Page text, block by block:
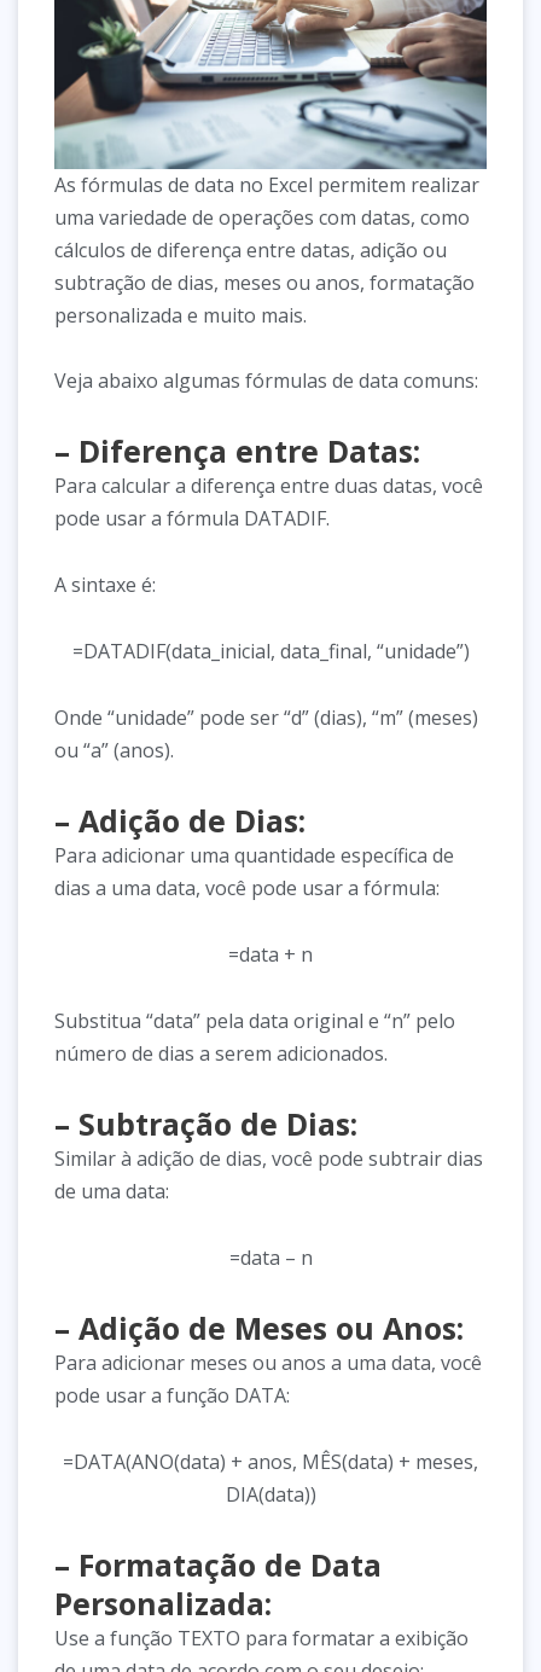
As fórmulas de data no Excel permitem realizar
uma variedade de operações com datas, como
cálculos de diferença entre datas, adição ou
subtração de dias, meses ou anos, formatação
personalizada e muito mais.
Veja abaixo algumas fórmulas de data comuns:
– Diferença entre Datas:
Para calcular a diferença entre duas datas, você
pode usar a fórmula DATADIF.
A sintaxe é:
=DATADIF(data_inicial, data_final, “unidade”)
Onde “unidade” pode ser “d” (dias), “m” (meses)
ou “a” (anos).
– Adição de Dias:
Para adicionar uma quantidade específica de
dias a uma data, você pode usar a fórmula:
=data + n
Substitua “data” pela data original e “n” pelo
número de dias a serem adicionados.
– Subtração de Dias:
Similar à adição de dias, você pode subtrair dias
de uma data:
=data – n
– Adição de Meses ou Anos:
Para adicionar meses ou anos a uma data, você
pode usar a função DATA:
=DATA(ANO(data) + anos, MÊS(data) + meses,
DIA(data))
– Formatação de Data
Personalizada:
Use a função TEXTO para formatar a exibição